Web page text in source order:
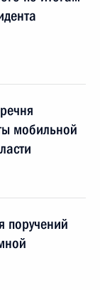
мобильной
поручений